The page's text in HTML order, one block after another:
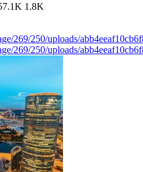
1.8K
269/250/uploads/
269/250/uploads/